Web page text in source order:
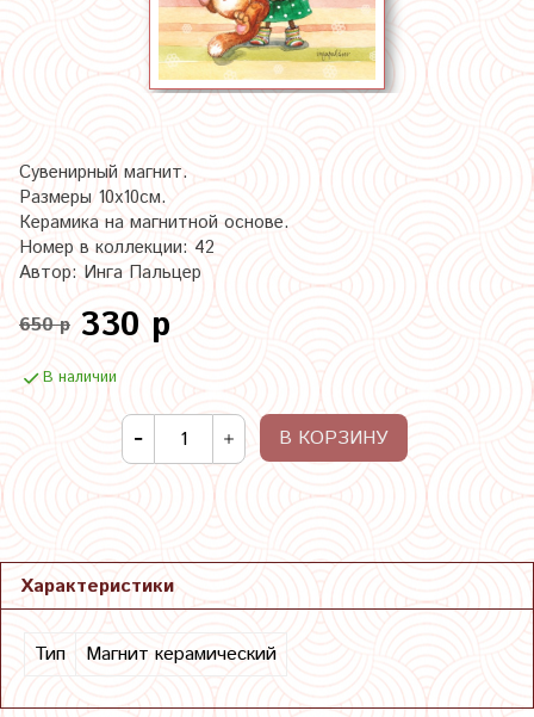
Сувенирный магнит.
Размеры 10х10см.
Керамика на магнитной основе.
Номер в коллекции: 42
Автор: Инга Пальцер
650 р 330 р
В наличии
В КОРЗИНУ
Характеристики
Тип Магнит керамический